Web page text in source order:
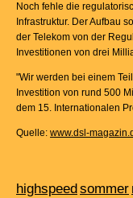
Noch fehle die
Infrastruktur. Der Aufbau
der Telekom von der
Investitionen von drei
"Wir werden bei einem
Investition von rund 500
dem 15. Internationalen
Quelle: www.dsl-
highspeed sommer